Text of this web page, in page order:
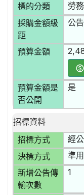
標的分類 勞
採購金額級
距
公
預算金額
預算金額是
否公開
是
招標資料
招標方式
經
決標方式 準
新增公告傳
輸次數
1